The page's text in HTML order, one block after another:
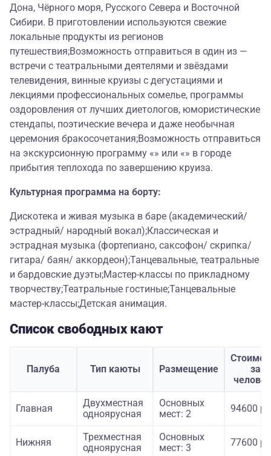
Дона, Чёрного моря, Русского Севера и Восточной
Сибири. В приготовлении используются свежие
локальные продукты из регионов
путешествия;Возможность отправиться в один из —
встречи с театральными деятелями и звёздами
телевидения, винные круизы с дегустациями и
лекциями профессиональных сомелье, программы
оздоровления от лучших диетологов, юмористические
стендапы, поэтические вечера и даже необычная
церемония бракосочетания;Возможность отправиться
на экскурсионную программу «» или «» в городе
прибытия теплохода по завершению круиза.
Культурная программа на борту:
Дискотека и живая музыка в баре (академический/
эстрадный/ народный вокал);Классическая и
эстрадная музыка (фортепиано, саксофон/ скрипка/
гитара/ баян/ аккордеон);Танцевальные, театральные
и бардовские дуэты;Мастер-классы по прикладному
творчеству;Театральные гостиные;Танцевальные
мастер-классы;Детская анимация.
Список свободных кают
Палуба Тип каюты Размещение
за
Главная
Двухместная
одноярусная
Основных
мест: 2
94600
Нижняя
Трехместная
одноярусная
Основных
мест: 3
77600